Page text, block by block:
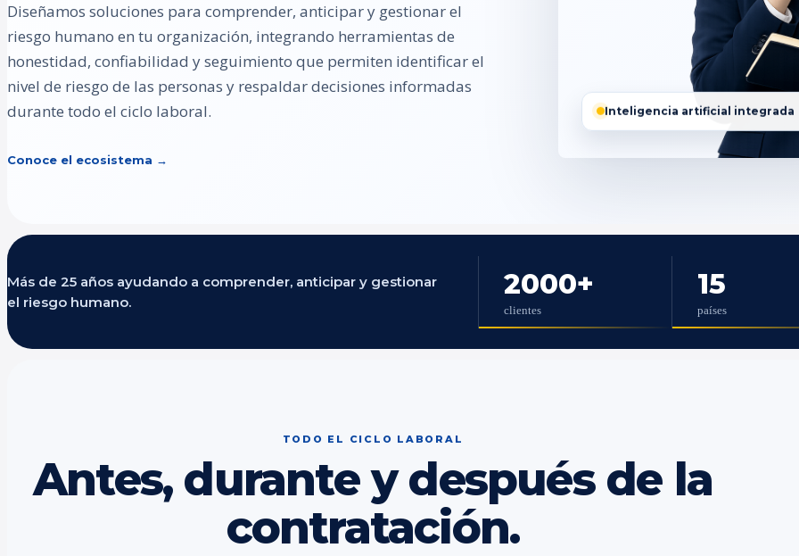
Diseñamos soluciones para comprender, anticipar y gestionar el
riesgo humano en tu organización, integrando herramientas de
honestidad, confiabilidad y seguimiento que permiten identificar el
nivel de riesgo de las personas y respaldar decisiones informadas
durante todo el ciclo laboral.
Conoce el ecosistema →
Inteligencia artificial integrada
Más de 25 años ayudando a comprender, anticipar y gestionar
el riesgo humano.
2000+
clientes
15
países
TODO EL CICLO LABORAL
Antes, durante y después de la
contratación.